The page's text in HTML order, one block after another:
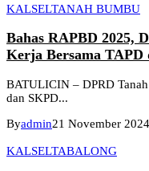
KALSELTANAH BUMBU
Bahas RAPBD 2025,
Kerja Bersama TAPD
BATULICIN – DPRD
dan SKPD...
Byadmin21 November 2024
KALSELTABALONG